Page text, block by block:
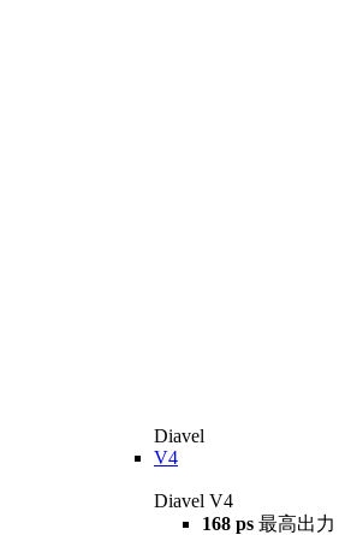
Diavel
V4
Diavel V4
168 ps 最高出力